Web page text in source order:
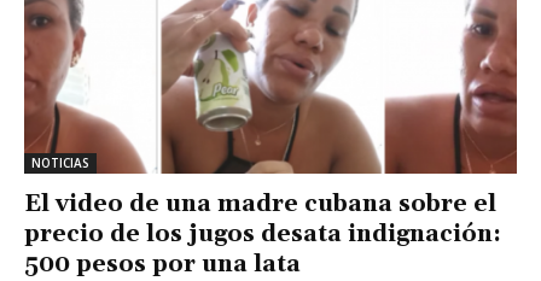
NOTICIAS
El video de una madre cubana sobre el
precio de los jugos desata indignación:
500 pesos por una lata